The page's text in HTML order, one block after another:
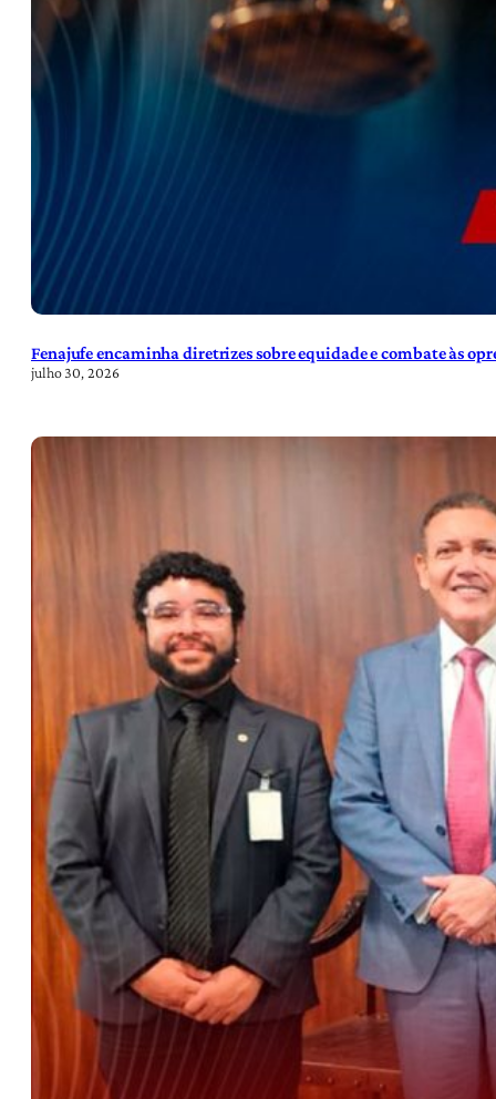
Fenajufe encaminha diretrizes sobre equidade e combate às
julho 30, 2026